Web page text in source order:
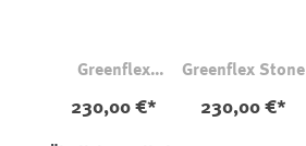
Greenflex
230,00 €*
Greenflex Stone
230,00 €*